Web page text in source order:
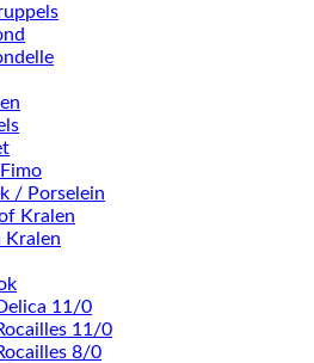
/ Porselein
Kralen
Kralen
11/0
11/0
8/0